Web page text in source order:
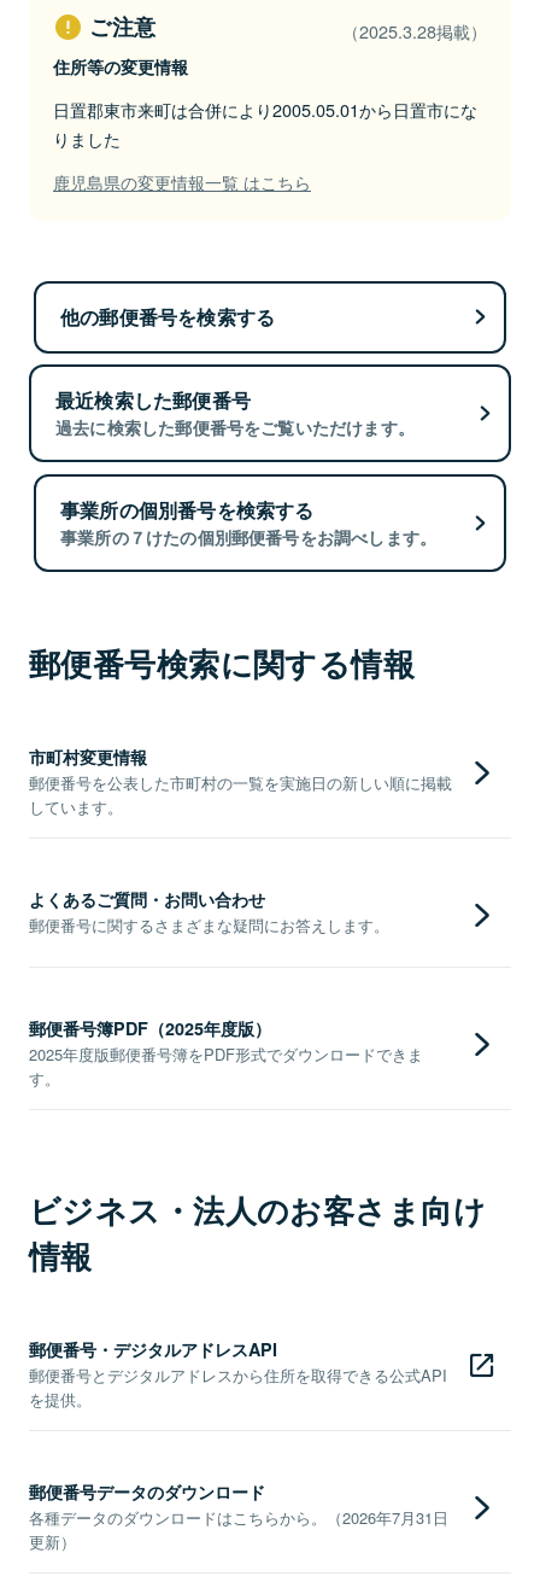
ご注意 （2025.3.28掲載）
住所等の変更情報
日置郡東市来町は合併により2005.05.01から日置市にな
りました
鹿児島県の変更情報一覧 はこちら
他の郵便番号を検索する
最近検索した郵便番号
過去に検索した郵便番号をご覧いただけます。
事業所の個別番号を検索する
事業所の７けたの個別郵便番号をお調べします。
郵便番号検索に関する情報
市町村変更情報
郵便番号を公表した市町村の一覧を実施日の新しい順に掲載
しています。
よくあるご質問・お問い合わせ
郵便番号に関するさまざまな疑問にお答えします。
郵便番号簿PDF（2025年度版）
2025年度版郵便番号簿をPDF形式でダウンロードできま
す。
ビジネス・法人のお客さま向け
情報
郵便番号・デジタルアドレスAPI
郵便番号とデジタルアドレスから住所を取得できる公式API
を提供。
郵便番号データのダウンロード
各種データのダウンロードはこちらから。（2026年7月31日
更新）